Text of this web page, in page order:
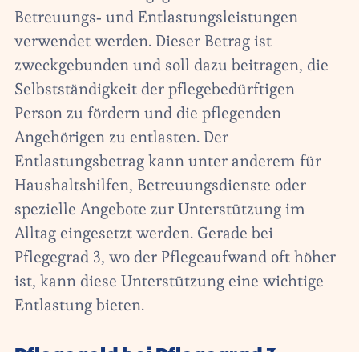
Betreuungs- und Entlastungsleistungen
verwendet werden. Dieser Betrag ist
zweckgebunden und soll dazu beitragen, die
Selbstständigkeit der pflegebedürftigen
Person zu fördern und die pflegenden
Angehörigen zu entlasten. Der
Entlastungsbetrag kann unter anderem für
Haushaltshilfen, Betreuungsdienste oder
spezielle Angebote zur Unterstützung im
Alltag eingesetzt werden. Gerade bei
Pflegegrad 3, wo der Pflegeaufwand oft höher
ist, kann diese Unterstützung eine wichtige
Entlastung bieten.